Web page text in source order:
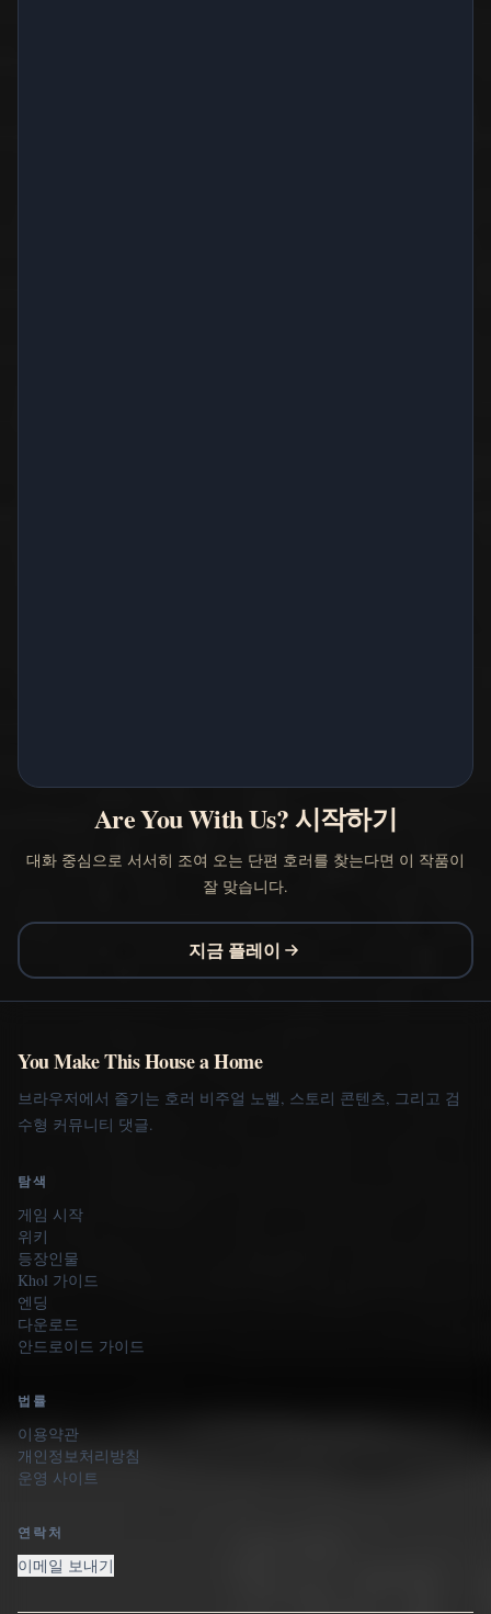
Are You With Us? 시작하기
대화 중심으로 서서히 조여 오는 단편 호러를 찾는다면 이 작품이
잘 맞습니다.
지금 플레이
You Make This House a Home
브라우저에서 즐기는 호러 비주얼 노벨, 스토리 콘텐츠, 그리고 검
수형 커뮤니티 댓글.
탐색
게임 시작
위키
등장인물
Khol 가이드
엔딩
다운로드
안드로이드 가이드
법률
이용약관
개인정보처리방침
운영 사이트
연락처
이메일 보내기